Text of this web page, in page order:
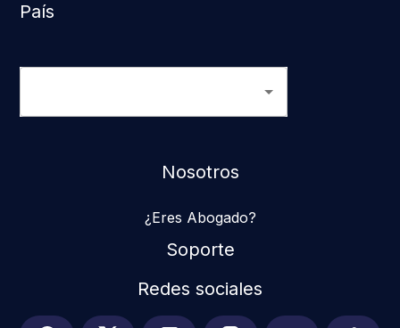
País
Nosotros
¿Eres Abogado?
Soporte
Redes sociales